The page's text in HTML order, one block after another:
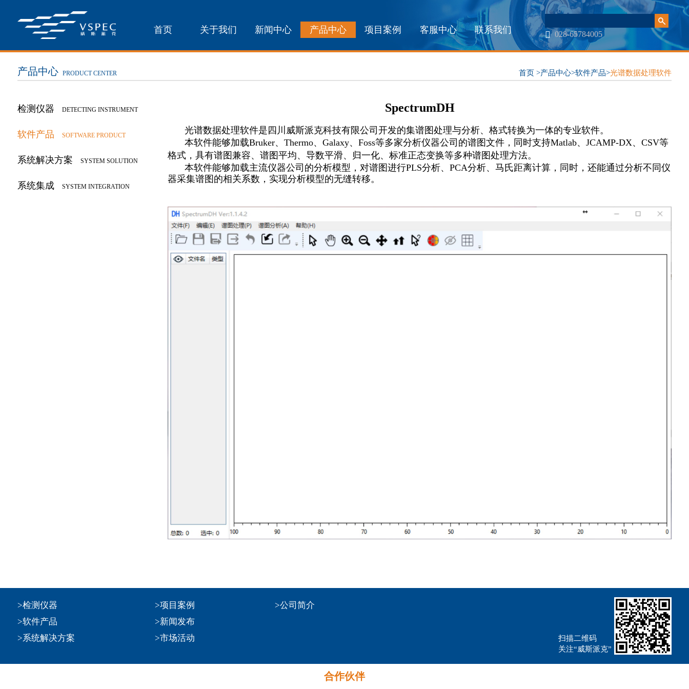
首页 关于我们 新闻中心 产品中心 项目案例 客服中心 联系我们 028-65784005
产品中心 PRODUCT CENTER 首页 >产品中心>软件产品>光谱数据处理软件
检测仪器 DETECTING INSTRUMENT
软件产品 SOFTWARE PRODUCT
系统解决方案 SYSTEM SOLUTION
系统集成 SYSTEM INTEGRATION
SpectrumDH
光谱数据处理软件是四川威斯派克科技有限公司开发的集谱图处理与分析、格式转换为一体的专业软件。
本软件能够加载Bruker、 Thermo、 Galaxy、 Foss等多家分析仪器公司的谱图文件，同时支持Matlab、JCAMP-DX、CSV等
格式，具有谱图兼容、谱图平均、导数平滑、归一化、标准正态变换等多种谱图处理方法。
本软件能够加载主流仪器公司的分析模型，对谱图进行PLS分析、PCA分析、马氏距离计算，同时，还能通过分析不同仪
器采集谱图的相关系数，实现分析模型的无缝转移。
>检测仪器
>软件产品
>系统解决方案
>项目案例
>新闻发布
>市场活动
>公司简介
扫描二维码
关注“威斯派克”
合作伙伴